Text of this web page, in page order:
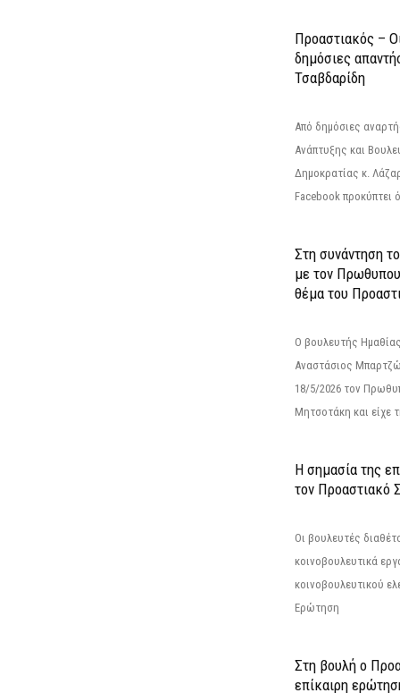
Προαστιακός –
δημόσιες
Τσαβδαρίδη
Από δημόσιες
Ανάπτυξης και
Δημοκρατίας κ.
Facebook προκύπτει
Στη συνάντηση
με τον
θέμα του
Ο βουλευτής
Αναστάσιος
18/5/2026 τον
Μητσοτάκη και είχε
Η σημασία της
τον Προαστιακό
Οι βουλευτές
κοινοβουλευτικά
κοινοβουλευτικού
Ερώτηση
Στη βουλή ο
επίκαιρη